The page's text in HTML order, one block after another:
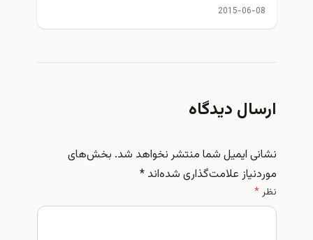
2015-06-08
ارسال دیدگاه
نشانی ایمیل شما منتشر نخواهد شد. بخش‌های
موردنیاز علامت‌گذاری شده‌اند*
نظر*